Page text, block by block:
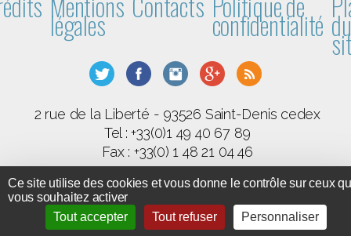
Ce site utilise des cookies et vous donne le contrôle sur ceux
vous souhaitez activer
Tout accepter
Tout refuser Personnaliser
légales confidentialité du
2 rue de la Liberté - 93526 Saint-Denis cedex
Tel : +33(0)1 49 40 67 89
Fax : +33(0) 1 48 21 04 46
Université Paris 8 ©2015 - Tous droits réservé
Code et documentation sous licence GPL 3-SPIP-